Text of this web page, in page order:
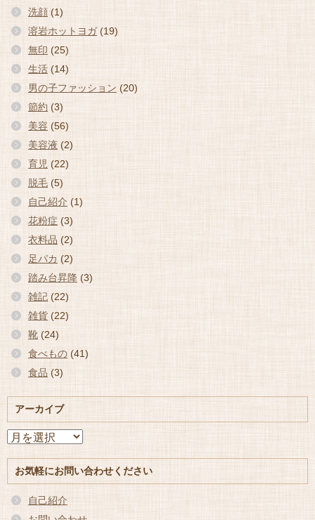
洗顔 (1)
溶岩ホットヨガ(19)
無印 (25)
生活 (14)
男の子ファッション (20)
節約 (3)
美容 (56)
美容液 (2)
育児 (22)
脱毛 (5)
自己紹介 (1)
花粉症 (3)
衣料品 (2)
足パカ (2)
踏み台昇降 (3)
雑記 (22)
雑貨 (22)
靴 (24)
食べもの (41)
食品 (3)
アーカイブ
ア
イ
ブ
お気軽にお問い合わせください
自己紹介